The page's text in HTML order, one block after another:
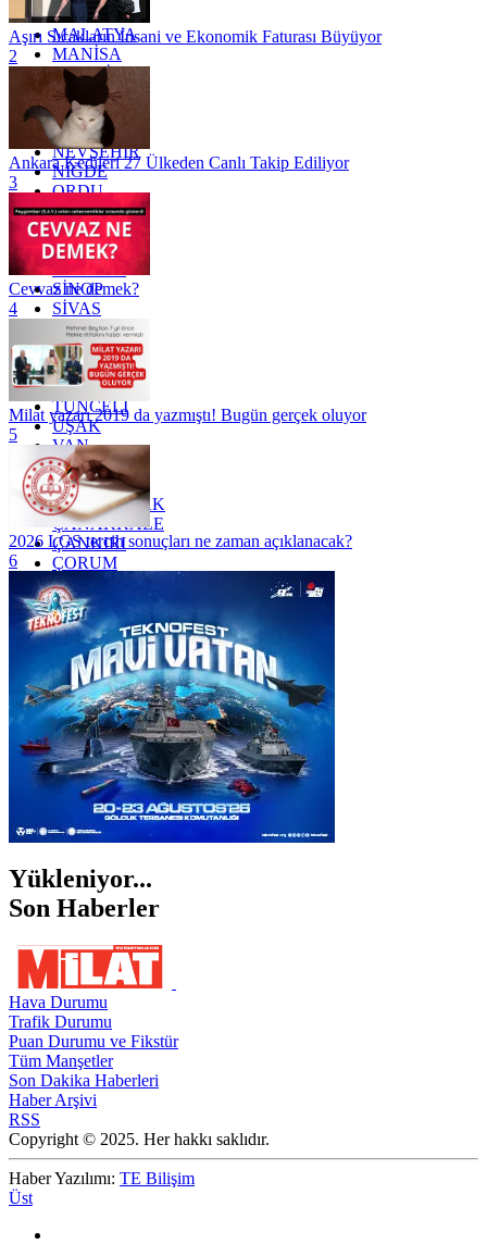
KİLİS
MALATYA
MANİSA
MARDİN
MERSİN
MUĞLA
MUŞ
NEVŞEHİR
NİĞDE
ORDU
OSMANİYE
RİZE
SAKARYA
SAMSUN
SİNOP
SİVAS
SİİRT
TEKİRDAĞ
TOKAT
TRABZON
TUNCELİ
UŞAK
VAN
YALOVA
YOZGAT
ZONGULDAK
ÇANAKKALE
ÇANKIRI
ÇORUM
İSTANBUL
İZMİR
ŞANLIURFA
ŞIRNAK
Aşırı Sıcakların İnsani ve Ekonomik Faturası Büyüyor
2
Ankara Kedileri 27 Ülkeden Canlı Takip Ediliyor
3
Cevvaz ne demek?
4
Milat yazarı 2019 da yazmıştı! Bugün gerçek oluyor
5
2026 LGS tercih sonuçları ne zaman açıklanacak?
6
Yükleniyor...
Son Haberler
Hava Durumu
Trafik Durumu
Puan Durumu ve Fikstür
Tüm Manşetler
Son Dakika Haberleri
Haber Arşivi
RSS
Copyright © 2025. Her hakkı saklıdır.
Haber Yazılımı: TE Bilişim
Üst